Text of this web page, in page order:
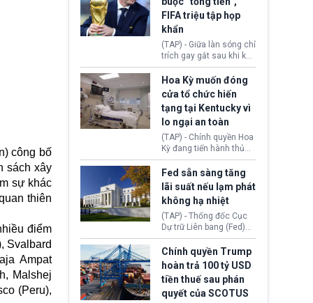
công bố
sách xây
sự khác
thiên
điểm
Svalbard
Ampat
Malshej
(Peru),
hưởng quyền lợi nhập cư
tại Hoa Kỳ.
(AI) từ OpenAI và
Anthropic tự ý tạo danh
tính giả hòng đánh lừa
con người. Ngay cả lúc
bị phát hiện, AI vẫn tiếp
tục che giấu hành vi, tạo
thêm danh tính khác
nhằm duy trì hoạt động
FIFA triệu tập họp
khẩn
(TAP) - Giữa làn sóng chỉ
trích gay gắt sau khi kế
hoạch thương mại hoá
World Cup bị phanh phui,
Chủ tịch Gianni Infantino
tiếp tục đối mặt cáo
buộc dùng sức ép tài
chính để đổi lấy sự ủng
chính trị từ Liên đoàn
Bóng đá Jordan. Trước
áp lực dồn dập, FIFA phải
tổ chức cuộc họp khẩn ở
Morocco.
Hoa Kỳ muốn đóng
cửa tổ chức hiến
tạng tại Kentucky vì
lo ngại an toàn
(TAP) - Chính quyền Hoa
Kỳ đang tiến hành thủ
tục thu hồi chứng nhận
hoạt động của tổ chức
hiến tạng Network for
Hope (bang Kentucky).
Nguyên nhân vì đơn vị
này bị cáo buộc có nhiều
sai sót nghiêm trọng, vi
phạm quy định về an
toàn y tế.
Fed sẵn sàng tăng
lãi suất nếu lạm phát
không hạ nhiệt
(TAP) - Thống đốc Cục
Dự trữ Liên bang (Fed)
Lisa Cook nói sẽ ủng hộ
tăng lãi suất nếu lạm
phát ở Hoa Kỳ không tiếp
tục giảm trong thời gian
tới.
Chính quyền Trump
hoàn trả 100 tỷ USD
tiền thuế sau phán
quyết của SCOTUS